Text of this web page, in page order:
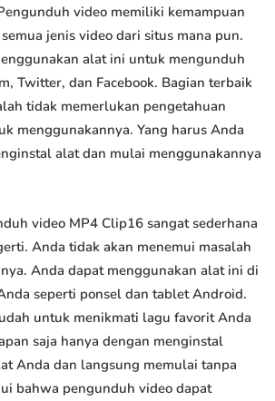
video memiliki kemampuan
jenis video dari situs mana pun.
alat ini untuk mengunduh
Twitter, dan Facebook. Bagian terbaik
tidak memerlukan pengetahuan
menggunakannya. Yang harus Anda
alat dan mulai menggunakannya
video MP4 Clip16 sangat sederhana
Anda tidak akan menemui masalah
Anda dapat menggunakan alat ini di
seperti ponsel dan tablet Android.
untuk menikmati lagu favorit Anda
saja hanya dengan menginstal
Anda dan langsung memulai tanpa
bahwa pengunduh video dapat